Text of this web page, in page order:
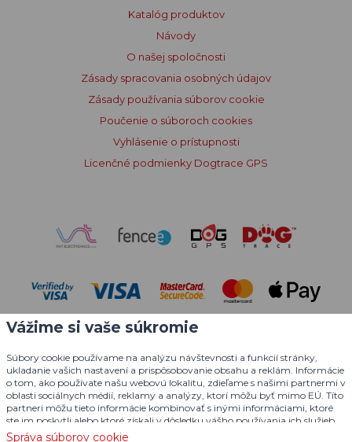
Katalóg produktov
Návody
O našej spoločnosti
Zásady spracovania osobných údajov
Zásady používania súborov cookie
Poučenie o súboroch cookies
Vyhlásenie o prístupnosti
Licenčné podmienky Dogtrace GPS
© 2004 - 2026 VNT electronics s.r.o., všetky práva vyhradené
Grafický dizajn KošnarDesign.cz
Vážime si vaše súkromie
Súbory cookie používame na analýzu návštevnosti a funkcií stránky,
ukladanie vašich nastavení a prispôsobovanie obsahu a reklám. Informácie
o tom, ako používate našu webovú lokalitu, zdieľame s našimi partnermi v
oblasti sociálnych médií, reklamy a analýzy, ktorí môžu byť mimo EÚ. Títo
partneri môžu tieto informácie kombinovať s inými informáciami, ktoré
ste im poskytli alebo ktoré získali v dôsledku vášho používania ich služieb.
Podrobné informácie
Správa súborov cookie